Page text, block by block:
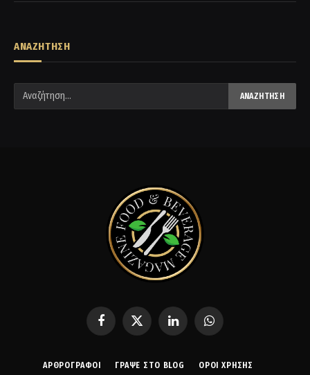
ΑΝΑΖΗΤΗΣΗ
FacebookX
LinkedIn WhatsApp
ΑΡΘΡΟΓΡΑΦΟΙ ΓΡΆΨΕ ΣΤΟ BLOG ΌΡΟΙ ΧΡΉΣΗΣ